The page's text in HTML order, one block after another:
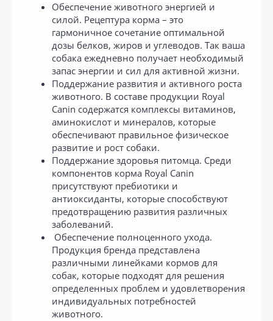
Обеспечение животного энергией и
силой. Рецептура корма – это
гармоничное сочетание оптимальной
дозы белков, жиров и углеводов. Так ваша
собака ежедневно получает необходимый
запас энергии и сил для активной жизни.
Поддержание развития и активного роста
животного. В составе продукции Royal
Canin содержатся комплексы витаминов,
аминокислот и минералов, которые
обеспечивают правильное физическое
развитие и рост собаки.
Поддержание здоровья питомца. Среди
компонентов корма Royal Canin
присутствуют пребиотики и
антиоксиданты, которые способствуют
предотвращению развития различных
заболеваний.
Обеспечение полноценного ухода.
Продукция бренда представлена
различными линейками кормов для
собак, которые подходят для решения
определенных проблем и удовлетворения
индивидуальных потребностей
животного.